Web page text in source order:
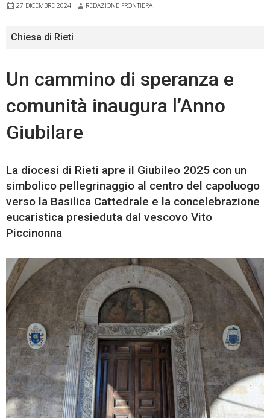
27 DICEMBRE 2024 REDAZIONE FRONTIERA
Chiesa di Rieti
Un cammino di speranza e
comunità inaugura l’Anno
Giubilare
La diocesi di Rieti apre il Giubileo 2025 con un
simbolico pellegrinaggio al centro del capoluogo
verso la Basilica Cattedrale e la concelebrazione
eucaristica presieduta dal vescovo Vito
Piccinonna